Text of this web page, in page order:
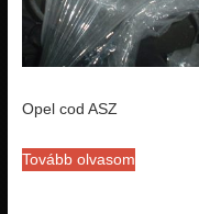
Opel cod ASZ
Tovább olvasom